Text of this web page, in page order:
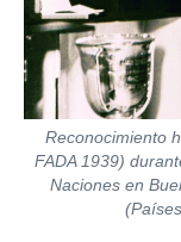
Reconocimiento
FADA 1939)
Naciones en